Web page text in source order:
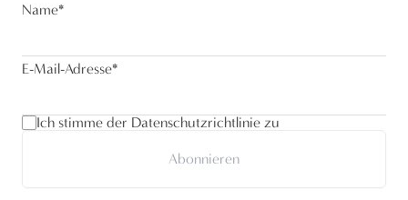
Name*
E-Mail-Adresse*
Ich stimme der Datenschutzrichtlinie zu
Abonnieren